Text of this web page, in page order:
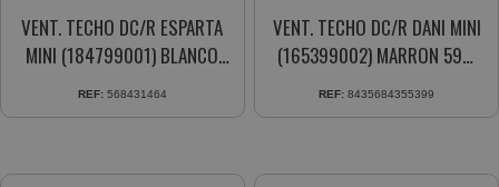
VENT. TECHO DC/R ESPARTA
MINI (184799001) BLANCO
REF: 568431464
VENT. TECHO DC/R DANI MINI
(165399002) MARRON 59W
REF: 8435684355399